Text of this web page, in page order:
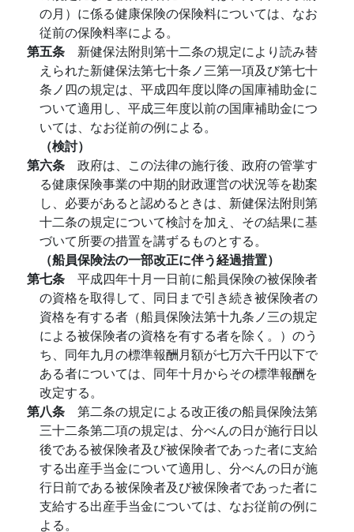
の月）に係る健康保険の保険料については、なお
従前の保険料率による。
第五条 新健保法附則第十二条の規定により読み替
えられた新健保法第七十条ノ三第一項及び第七十
条ノ四の規定は、平成四年度以降の国庫補助金に
ついて適用し、平成三年度以前の国庫補助金につ
いては、なお従前の例による。
（検討）
第六条 政府は、この法律の施行後、政府の管掌す
る健康保険事業の中期的財政運営の状況等を勘案
し、必要があると認めるときは、新健保法附則第
十二条の規定について検討を加え、その結果に基
づいて所要の措置を講ずるものとする。
（船員保険法の一部改正に伴う経過措置）
第七条 平成四年十月一日前に船員保険の被保険者
の資格を取得して、同日まで引き続き被保険者の
資格を有する者（船員保険法第十九条ノ三の規定
による被保険者の資格を有する者を除く。）のう
ち、同年九月の標準報酬月額が七万六千円以下で
ある者については、同年十月からその標準報酬を
改定する。
第八条 第二条の規定による改正後の船員保険法第
三十二条第二項の規定は、分べんの日が施行日以
後である被保険者及び被保険者であった者に支給
する出産手当金について適用し、分べんの日が施
行日前である被保険者及び被保険者であった者に
支給する出産手当金については、なお従前の例に
よる。